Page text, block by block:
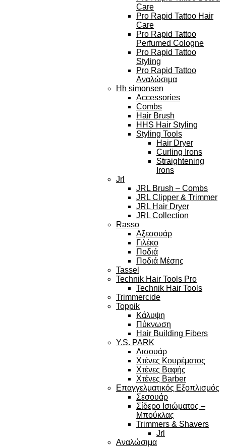
Care
Pro Rapid Tattoo Hair
Care
Pro Rapid Tattoo
Perfumed Cologne
Pro Rapid Tattoo
Styling
Pro Rapid Tattoo
Αναλώσιμα
Hh simonsen
Accessories
Combs
Hair Brush
HHS Hair Styling
Styling Tools
Hair Dryer
Curling Irons
Straightening
Irons
Jrl
JRL Brush – Combs
JRL Clipper & Trimmer
JRL Hair Dryer
JRL Collection
Rasso
Αξεσουάρ
Γιλέκο
Ποδιά
Ποδιά Μέσης
Tassel
Technik Hair Tools Pro
Technik Hair Tools
Trimmercide
Toppik
Κάλυψη
Πύκνωση
Hair Building Fibers
Y.S. PARK
Λισουάρ
Χτένες Κουρέματος
Χτένες Βαφής
Χτένες Barber
Επαγγελματικός Εξοπλισμός
Σεσουάρ
Σίδερο Ισιώματος –
Μπούκλας
Trimmers & Shavers
Jrl
Αναλώσιμα